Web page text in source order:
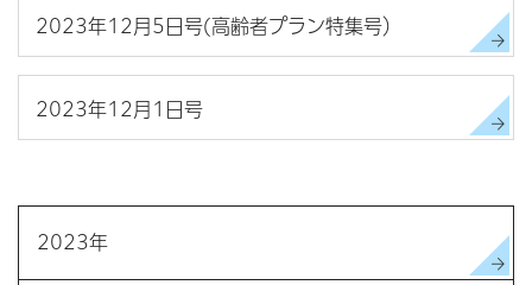
2023年12月5日号(高齢者プラン特集号）
2023年12月1日号
2023年